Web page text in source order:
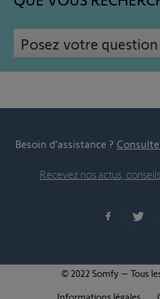
Posez votre question
Besoin d’assistance ?
Recevez nos actus,
© 2022 Somfy – Tous
Informations légales